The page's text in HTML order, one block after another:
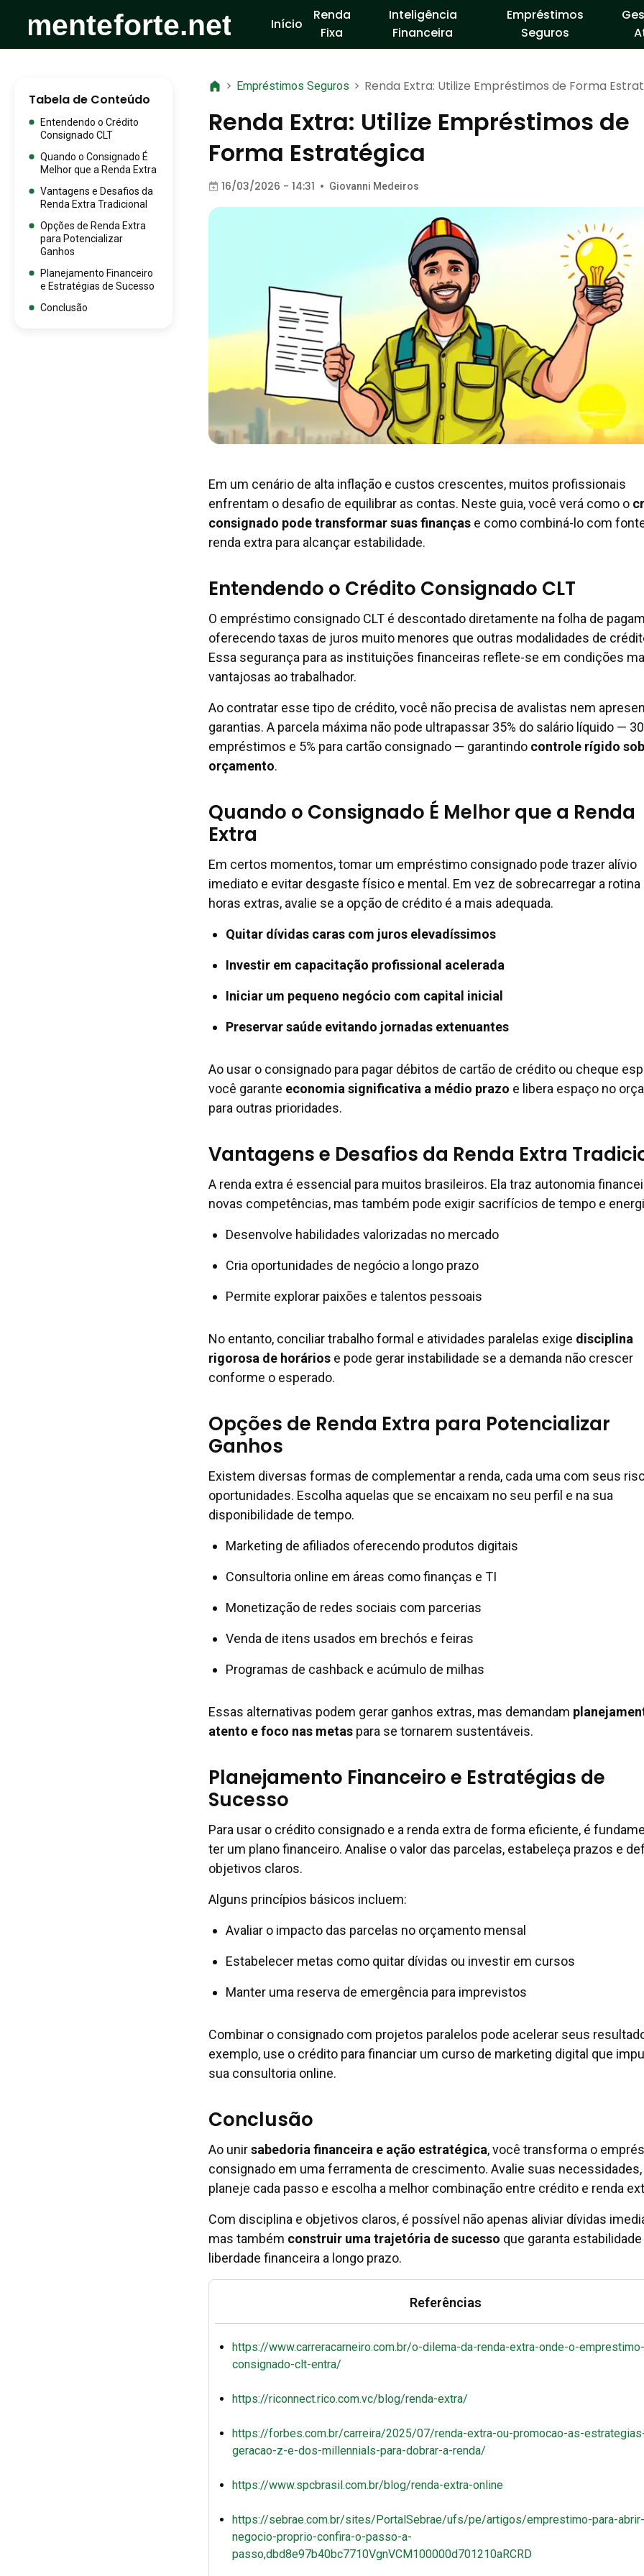
Início
Renda
Fixa
Inteligência
Financeira
Empréstimos
Seguros
Tabela de Conteúdo
Entendendo o Crédito
Consignado CLT
Quando o Consignado É
Melhor que a Renda Extra
Vantagens e Desafios da
Renda Extra Tradicional
Opções de Renda Extra
para Potencializar
Ganhos
Planejamento Financeiro
e Estratégias de Sucesso
Conclusão
> Empréstimos Seguros > Renda Extra: Utilize Empréstimos de Forma
Renda Extra: Utilize Empréstimos de
Forma Estratégica
16/03/2026 - 14:31 • Giovanni Medeiros
Em um cenário de alta inflação e custos crescentes, muitos profissionais
enfrentam o desafio de equilibrar as contas. Neste guia, você verá como o
consignado pode transformar suas finanças e como combiná-lo com
renda extra para alcançar estabilidade.
Entendendo o Crédito Consignado CLT
O empréstimo consignado CLT é descontado diretamente na folha de
oferecendo taxas de juros muito menores que outras modalidades de
Essa segurança para as instituições financeiras reflete-se em condições
vantajosas ao trabalhador.
Ao contratar esse tipo de crédito, você não precisa de avalistas nem
garantias. A parcela máxima não pode ultrapassar 35% do salário líquido —
empréstimos e 5% para cartão consignado — garantindo controle rígido
orçamento.
Quando o Consignado É Melhor que a Renda
Extra
Em certos momentos, tomar um empréstimo consignado pode trazer alívio
imediato e evitar desgaste físico e mental. Em vez de sobrecarregar a rotina
horas extras, avalie se a opção de crédito é a mais adequada.
Quitar dívidas caras com juros elevadíssimos
Investir em capacitação profissional acelerada
Iniciar um pequeno negócio com capital inicial
Preservar saúde evitando jornadas extenuantes
Ao usar o consignado para pagar débitos de cartão de crédito ou cheque
você garante economia significativa a médio prazo e libera espaço no
para outras prioridades.
Vantagens e Desafios da Renda Extra
A renda extra é essencial para muitos brasileiros. Ela traz autonomia
novas competências, mas também pode exigir sacrifícios de tempo e
Desenvolve habilidades valorizadas no mercado
Cria oportunidades de negócio a longo prazo
Permite explorar paixões e talentos pessoais
No entanto, conciliar trabalho formal e atividades paralelas exige disciplina
rigorosa de horários e pode gerar instabilidade se a demanda não crescer
conforme o esperado.
Opções de Renda Extra para Potencializar
Ganhos
Existem diversas formas de complementar a renda, cada uma com seus
oportunidades. Escolha aquelas que se encaixam no seu perfil e na sua
disponibilidade de tempo.
Marketing de afiliados oferecendo produtos digitais
Consultoria online em áreas como finanças e TI
Monetização de redes sociais com parcerias
Venda de itens usados em brechós e feiras
Programas de cashback e acúmulo de milhas
Essas alternativas podem gerar ganhos extras, mas demandam
atento e foco nas metas para se tornarem sustentáveis.
Planejamento Financeiro e Estratégias de
Sucesso
Para usar o crédito consignado e a renda extra de forma eficiente, é
ter um plano financeiro. Analise o valor das parcelas, estabeleça prazos e
objetivos claros.
Alguns princípios básicos incluem:
Avaliar o impacto das parcelas no orçamento mensal
Estabelecer metas como quitar dívidas ou investir em cursos
Manter uma reserva de emergência para imprevistos
Combinar o consignado com projetos paralelos pode acelerar seus
exemplo, use o crédito para financiar um curso de marketing digital que
sua consultoria online.
Conclusão
Ao unirsabedoria financeira e ação estratégica, você transforma o
consignado em uma ferramenta de crescimento. Avalie suas necessidades,
planeje cada passo e escolha a melhor combinação entre crédito e renda
Com disciplina e objetivos claros, é possível não apenas aliviar dívidas
mas também construir uma trajetória de sucesso que garanta estabilidade
liberdade financeira a longo prazo.
Referências
https://www.carreracarneiro.com.br/o-dilema-da-renda-extra-onde-o-emprestimo-
consignado-clt-entra/
https://riconnect.rico.com.vc/blog/renda-extra/
https://forbes.com.br/carreira/2025/07/renda-extra-ou-promocao-as-
geracao-z-e-dos-millennials-para-dobrar-a-renda/
https://www.spcbrasil.com.br/blog/renda-extra-online
https://sebrae.com.br/sites/PortalSebrae/ufs/pe/artigos/emprestimo-para-
negocio-proprio-confira-o-passo-a-
passo,dbd8e97b40bc7710VgnVCM100000d701210aRCRD